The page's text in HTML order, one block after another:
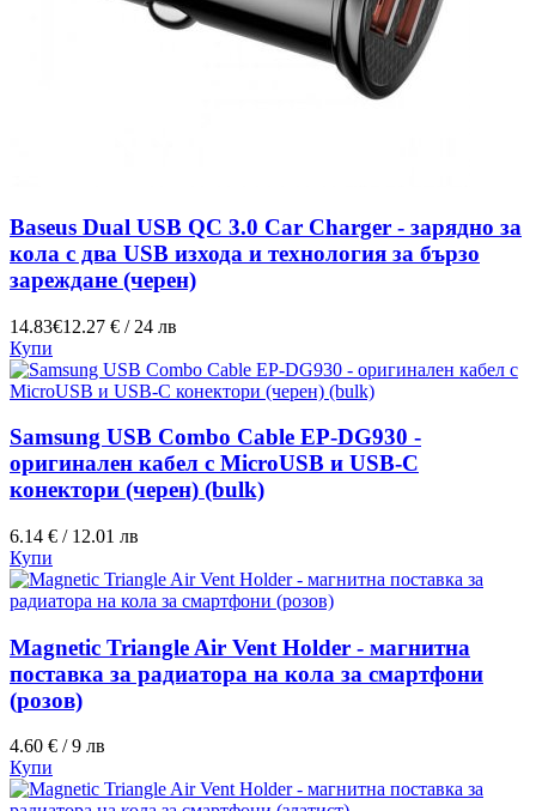
Baseus Dual USB QC 3.0 Car Charger - зарядно за
кола с два USB изхода и технология за бързо
зареждане (черен)
14.83€12.27 € / 24 лв
Купи
Samsung USB Combo Cable EP-DG930 -
оригинален кабел с MicroUSB и USB-C
конектори (черен) (bulk)
6.14 € / 12.01 лв
Купи
Magnetic Triangle Air Vent Holder - магнитна
поставка за радиатора на кола за смартфони
(розов)
4.60 € / 9 лв
Купи